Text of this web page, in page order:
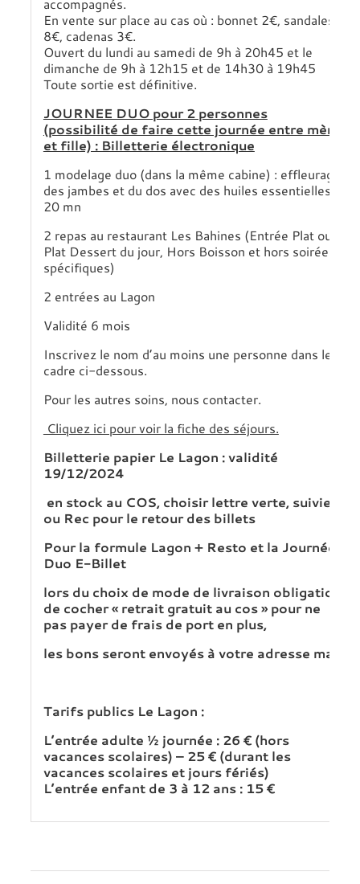
En vente sur place au cas où : bonnet 2€, sandales
8€, cadenas 3€.
Ouvert du lundi au samedi de 9h à 20h45 et le
dimanche de 9h à 12h15 et de 14h30 à 19h45
Toute sortie est définitive.
JOURNEE DUO pour 2 personnes
(possibilité de faire cette journée entre mère
et fille) : Billetterie électronique
1 modelage duo (dans la même cabine) : effleurage
des jambes et du dos avec des huiles essentielles
20 mn
2 repas au restaurant Les Bahines (Entrée Plat ou
Plat Dessert du jour, Hors Boisson et hors soirées
spécifiques)
2 entrées au Lagon
Validité 6 mois
Inscrivez le nom d’au moins une personne dans le
cadre ci-dessous.
Pour les autres soins, nous contacter.
Cliquez ici pour voir la fiche des séjours.
Billetterie papier Le Lagon : validité
19/12/2024
en stock au COS, choisir lettre verte, suivie
ou Rec pour le retour des billets
Pour la formule Lagon + Resto et la Journée
Duo E-Billet
lors du choix de mode de livraison obligation
de cocher « retrait gratuit au cos » pour ne
pas payer de frais de port en plus,
les bons seront envoyés à votre adresse mail
Tarifs publics Le Lagon :
L’entrée adulte ½ journée : 26 € (hors
vacances scolaires) – 25 € (durant les
vacances scolaires et jours fériés)
L’entrée enfant de 3 à 12 ans : 15 €